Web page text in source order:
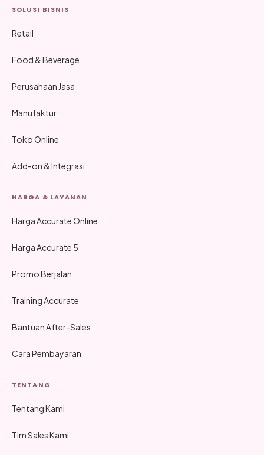
SOLUSI BISNIS
Retail
Food & Beverage
Perusahaan Jasa
Manufaktur
Toko Online
Add-on & Integrasi
HARGA & LAYANAN
Harga Accurate Online
Harga Accurate 5
Promo Berjalan
Training Accurate
Bantuan After-Sales
Cara Pembayaran
TENTANG
Tentang Kami
Tim Sales Kami